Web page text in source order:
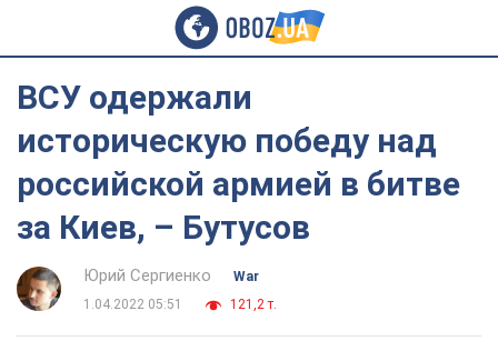
ВСУ одержали
историческую победу над
российской армией в битве
за Киев, – Бутусов
Юрий Сергиенко
War
1.04.2022 05:51
121,2 т.